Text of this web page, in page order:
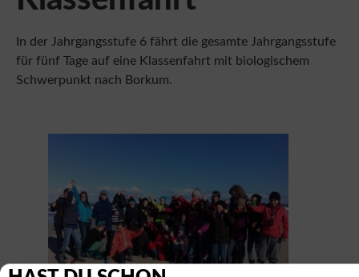
für fünf Tage auf eine Klassenfahrt mit biologischem
Schwerpunkt nach Borkum.